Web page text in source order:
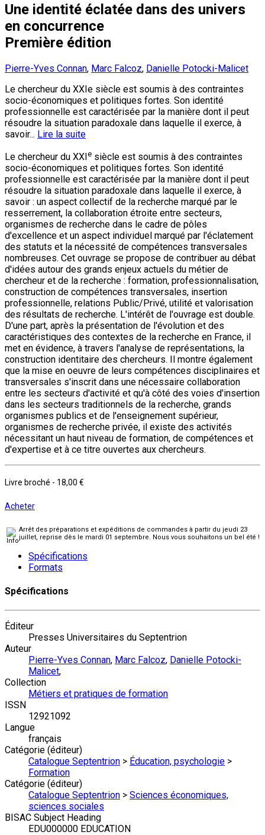
Une identité éclatée dans des univers
en concurrence
Première édition
Pierre-Yves Connan, Marc Falcoz, Danielle Potocki-Malicet
Le chercheur du XXIe siècle est soumis à des contraintes
socio-économiques et politiques fortes. Son identité
professionnelle est caractérisée par la manière dont il peut
résoudre la situation paradoxale dans laquelle il exerce, à
savoir... Lire la suite
Le chercheur du XXIe siècle est soumis à des contraintes
socio-économiques et politiques fortes. Son identité
professionnelle est caractérisée par la manière dont il peut
résoudre la situation paradoxale dans laquelle il exerce, à
savoir : un aspect collectif de la recherche marqué par le
resserrement, la collaboration étroite entre secteurs,
organismes de recherche dans le cadre de pôles
d'excellence et un aspect individuel marqué par l'éclatement
des statuts et la nécessité de compétences transversales
nombreuses. Cet ouvrage se propose de contribuer au débat
d'idées autour des grands enjeux actuels du métier de
chercheur et de la recherche : formation, professionnalisation,
construction de compétences transversales, insertion
professionnelle, relations Public/Privé, utilité et valorisation
des résultats de recherche. L'intérêt de l'ouvrage est double.
D'une part, après la présentation de l'évolution et des
caractéristiques des contextes de la recherche en France, il
met en évidence, à travers l'analyse de représentations, la
construction identitaire des chercheurs. Il montre également
que la mise en oeuvre de leurs compétences disciplinaires et
transversales s'inscrit dans une nécessaire collaboration
entre les secteurs d'activité et qu'à côté des voies d'insertion
dans les secteurs traditionnels de la recherche, grands
organismes publics et de l'enseignement supérieur,
organismes de recherche privée, il existe des activités
nécessitant un haut niveau de formation, de compétences et
d'expertise et à ce titre ouvertes aux chercheurs.
Livre broché - 18,00 €
Acheter
Arrêt des préparations et expéditions de commandes à partir du jeudi 23
juillet, reprise dès le mardi 01 septembre. Nous vous souhaitons un bel été !
Spécifications
Formats
Spécifications
Éditeur
Presses Universitaires du Septentrion
Auteur
Pierre-Yves Connan, Marc Falcoz, Danielle Potocki-
Malicet,
Collection
Métiers et pratiques de formation
ISSN
12921092
Langue
français
Catégorie (éditeur)
Catalogue Septentrion > Éducation, psychologie >
Formation
Catégorie (éditeur)
Catalogue Septentrion > Sciences économiques,
sciences sociales
BISAC Subject Heading
EDU000000 EDUCATION